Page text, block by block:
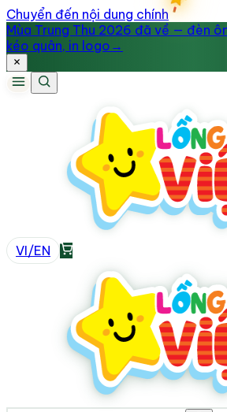
Chuyển đến nội dung chính
Mùa Trung Thu 2026 đã về — đèn
kéo quân, in logo →
VI/EN